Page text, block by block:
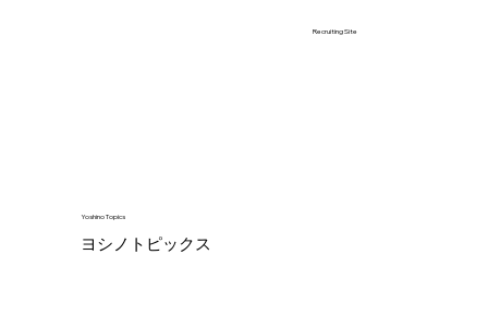
Recruiting Site
Yoshino Topics
ヨシノトピックス